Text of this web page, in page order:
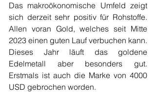
Das makroökonomische Umfeld zeigt
sich derzeit sehr positiv für Rohstoffe.
Allen voran Gold, welches seit Mitte
2023 einen guten Lauf verbuchen kann.
Dieses Jahr läuft das goldene
Edelmetall aber besonders gut.
Erstmals ist auch die Marke von 4000
USD gebrochen worden.